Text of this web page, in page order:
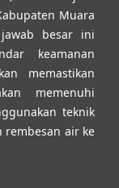
Muara
besar ini
keamanan
memastikan
memenuhi
teknik
air ke